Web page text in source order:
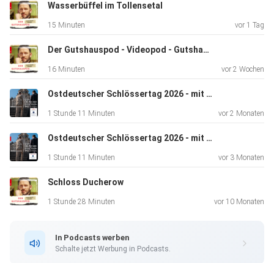
Wasserbüffel im Tollensetal
15 Minuten vor 1 Tag
Der Gutshauspod - Videopod - Gutshaus Below
16 Minuten vor 2 Wochen
Ostdeutscher Schlössertag 2026 - mit Bundestagsvizepräsident Bodo Ramelow
1 Stunde 11 Minuten vor 2 Monaten
Ostdeutscher Schlössertag 2026 - mit Bundestagsvizepräsident Bodo Ramelow
1 Stunde 11 Minuten vor 3 Monaten
Schloss Ducherow
1 Stunde 28 Minuten vor 10 Monaten
In Podcasts werben
Schalte jetzt Werbung in Podcasts.